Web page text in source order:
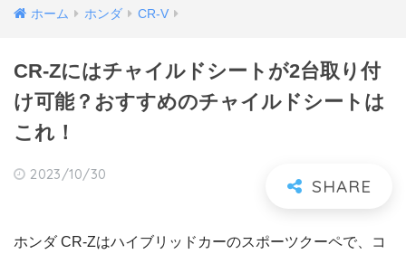
ホーム ホンダ CR-V
CR-Zにはチャイルドシートが2台取り付
け可能？おすすめのチャイルドシートは
これ！
2023/10/30
ホンダ CR-Zはハイブリッドカーのスポーツクーペで、コ